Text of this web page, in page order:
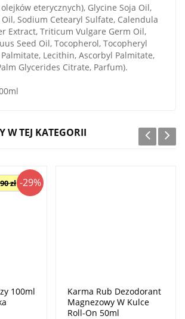
eterycznych), Glycine Soja Oil,
Sodium Cetearyl Sulfate, Calendula
Extract, Triticum Vulgare Germ Oil,
Seed Oil, Tocopherol, Tocopheryl
Lecithin, Ascorbyl Palmitate,
Glycerides Citrate, Parfum).
W TEJ KATEGORII
-29%
100ml
zł
Karma Rub Dezodorant
Magnezowy W Kulce
Roll-On 50ml